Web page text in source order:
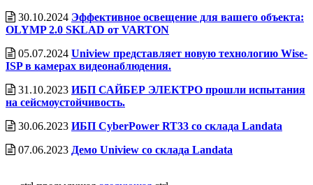
30.10.2024 Эффективное освещение для вашего объекта:
OLYMP 2.0 SKLAD от VARTON
05.07.2024 Uniview представляет новую технологию Wise-
ISP в камерах видеонаблюдения.
31.10.2023 ИБП САЙБЕР ЭЛЕКТРО прошли испытания
на сейсмоустойчивость.
30.06.2023 ИБП CyberPower RT33 со cклада Landata
07.06.2023 Демо Uniview со склада Landata